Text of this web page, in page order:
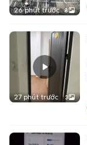
26 phút trước 8
27 phút trước 3